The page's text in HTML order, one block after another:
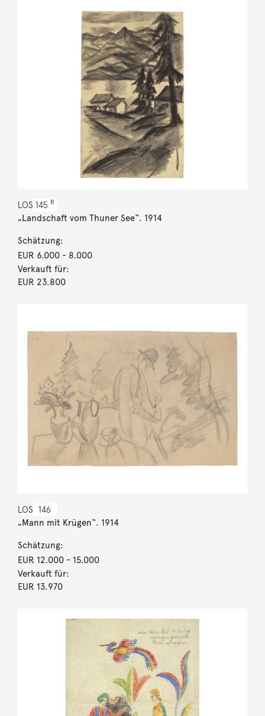
LOS 145 R
„Landschaft vom Thuner See“. 1914
Schätzung:
EUR 6.000- 8.000
Verkauft für:
EUR 23.800
LOS 146
„Mann mit Krügen“. 1914
Schätzung:
EUR 12.000- 15.000
Verkauft für:
EUR 13.970